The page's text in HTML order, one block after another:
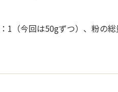
1（今回は50gずつ）、粉の